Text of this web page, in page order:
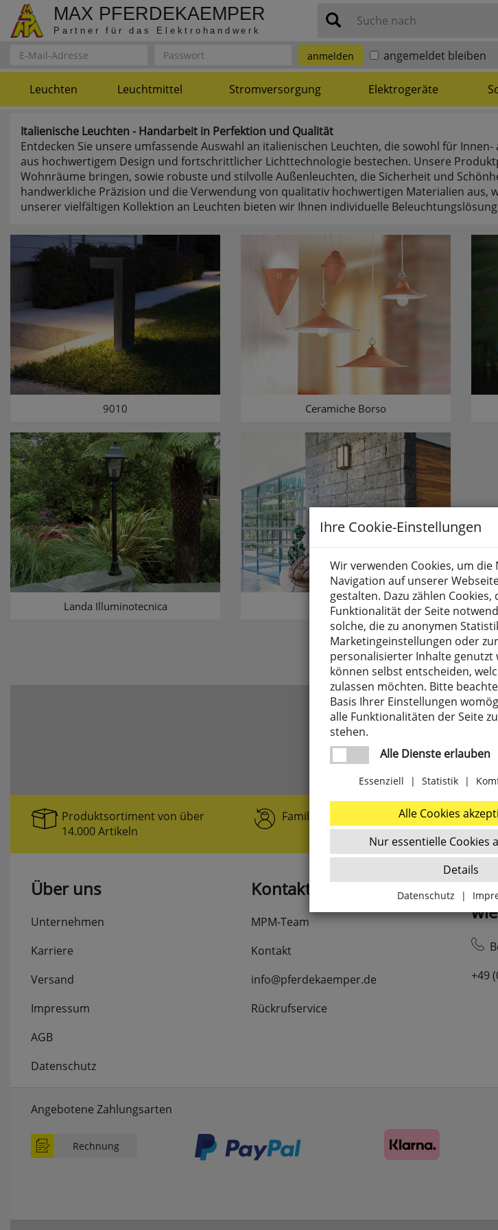
MAX PFERDEKAEMPER
Partner für das Elektrohandwerk
Suche nach
anmelden angemeldet bleiben
Leuchten Leuchtmittel Stromversorgung Elektrogeräte
Italienische Leuchten - Handarbeit in Perfektion und Qualität
Entdecken Sie unsere umfassende Auswahl an italienischen Leuchten, die sowohl für
aus hochwertigem Design und fortschrittlicher Lichttechnologie bestechen. Unsere
Wohnräume bringen, sowie robuste und stilvolle Außenleuchten, die Sicherheit und
handwerkliche Präzision und die Verwendung von qualitativ hochwertigen Materialien
unserer vielfältigen Kollektion an Leuchten bieten wir Ihnen individuelle
9010 Ceramiche Borso
Landa Illuminotecnica Moretti Luce
Ihre Cookie-Einstellungen
Wir verwenden Cookies, um die
Navigation auf unserer
gestalten. Dazu zählen Cookies,
Funktionalität der Seite
solche, die zu anonymen
Marketingeinstellungen oder
personalisierter Inhalte genutzt
können selbst entscheiden,
zulassen möchten. Bitte
Basis Ihrer Einstellungen
alle Funktionalitäten der Seite
stehen.
Alle Dienste erlauben
Essenziell | Statistik |
Alle Cookies
Nur essentielle Cookies
Details
Datenschutz |
Zurück
Produktsortiment von über
14.000 Artikeln
Familiengeführt seit 1919
Kontakt
MPM-Team
Kontakt
info@pferdekaemper.de
Rückrufservice
+49
Über uns
Unternehmen
Karriere
Versand
Impressum
AGB
Datenschutz
Angebotene Zahlungsarten
Rechnung